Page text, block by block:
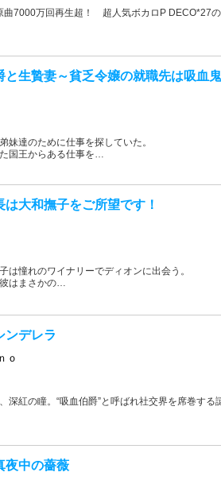
7000万回再生超！ 超人気ボカロP DECO*27
と生贄妻～貧乏令嬢の就職先は吸血
妹達のために仕事を探していた。
国王からある仕事を…
は大和撫子をご所望です！
は憧れのワイナリーでディオンに出会う。
はまさかの…
ンデレラ
ｏ
深紅の瞳。“吸血伯爵”と呼ばれ社交界を席巻す
夜中の薔薇